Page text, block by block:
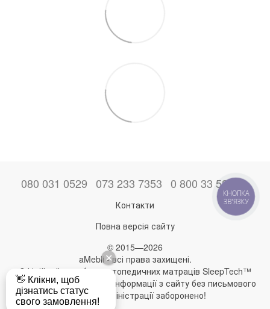
080 031 0529 073 233 7353 0 800 33 52 06
Контакти
Повна версія сайту
© 2015—2026
aMebli - всі права захищені.
Офіційний виробник ортопедичних матраців SleepTech™
Будь-яке використання інформації з сайту без письмового
дозволу адміністрації заборонено!
КНОПКА
ЗВ'ЯЗКУ